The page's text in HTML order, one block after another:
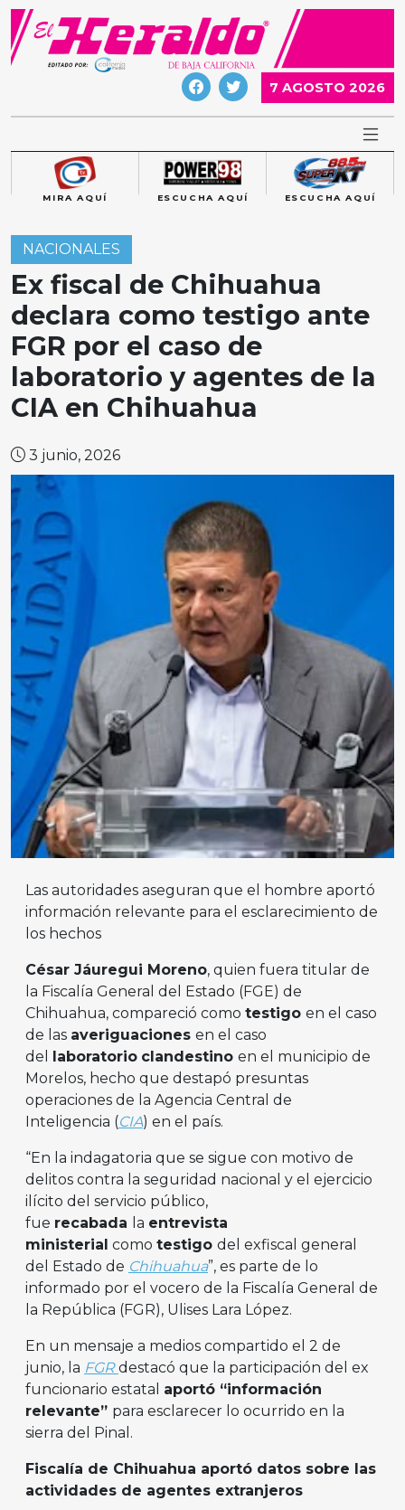
Skip
content
7 AGOSTO 2026
MIRA AQUÍ ESCUCHA AQUÍ ESCUCHA AQUÍ
NACIONALES
Ex fiscal de Chihuahua
declara como testigo ante
FGR por el caso de
laboratorio y agentes de la
CIA en Chihuahua
3 junio, 2026
Las autoridades aseguran que el hombre aportó
información relevante para el esclarecimiento de
los hechos
César Jáuregui Moreno, quien fuera titular de
la Fiscalía General del Estado (FGE) de
Chihuahua, compareció como testigo en el caso
de las averiguaciones en el caso
del
laboratorio clandestino en el municipio de
Morelos, hecho que destapó presuntas
operaciones de la Agencia Central de
Inteligencia (CIA) en el país.
“En la indagatoria que se sigue con motivo de
delitos contra la seguridad nacional y el ejercicio
ilícito del servicio público,
fue recabada la entrevista
ministerial como testigo del exfiscal general
del Estado de Chihuahua”, es parte de lo
informado por el vocero de la Fiscalía General de
la República (FGR), Ulises Lara López.
En un mensaje a medios compartido el 2 de
junio, la FGRdestacó que la participación del ex
funcionario estatal aportó “información
relevante” para esclarecer lo ocurrido en la
sierra del Pinal.
Fiscalía de Chihuahua aportó datos sobre las
actividades de agentes extranjeros